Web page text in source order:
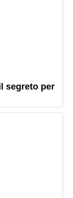
segreto per